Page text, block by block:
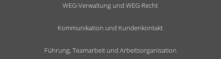
WEG-Verwaltung und WEG-Recht
Kommunikation und Kundenkontakt
Führung, Teamarbeit und Arbeitsorganisation